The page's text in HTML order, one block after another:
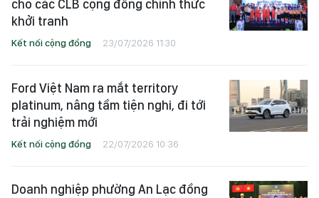
cho các CLB cộng đồng chính thức
khởi tranh
Kết nối cộng đồng 23/07/2026 11:30
Ford Việt Nam ra mắt territory
platinum, nâng tầm tiện nghi, đi tới
trải nghiệm mới
Kết nối cộng đồng 22/07/2026 10:36
Doanh nghiệp phường An Lạc đồng